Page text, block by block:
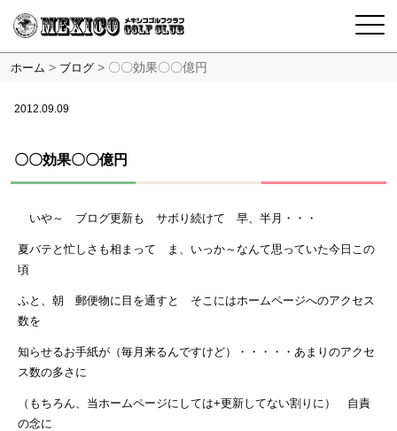
ホーム > ブログ > 〇〇効果〇〇億円
2012.09.09
〇〇効果〇〇億円
いや～ ブログ更新も サボり続けて 早、半月・・・
夏バテと忙しさも相まって ま、いっか～なんて思っていた今日この
頃
ふと、朝 郵便物に目を通すと そこにはホームページへのアクセス
数を
知らせるお手紙が（毎月来るんですけど）・・・・・あまりのアクセ
ス数の多さに
（もちろん、当ホームページにしては+更新してない割りに） 自責
の念に